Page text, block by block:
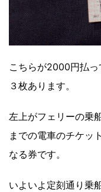
こちらが2000円払っ
３枚あります。
左上がフェリーの乗
までの電車のチケッ
なる券です。
いよいよ定刻通り乗